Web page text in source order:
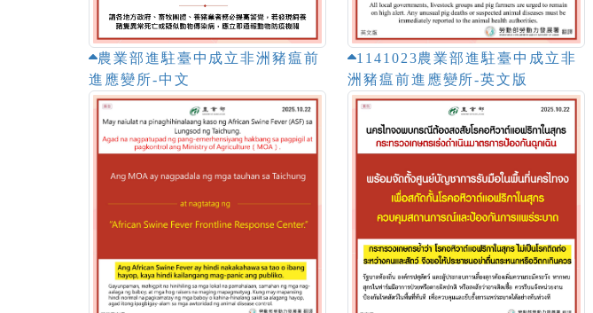
農業部進駐臺中成立非洲豬瘟前
進應變所-中文
1141023農業部進駐臺中成立非
洲豬瘟前進應變所-英文版